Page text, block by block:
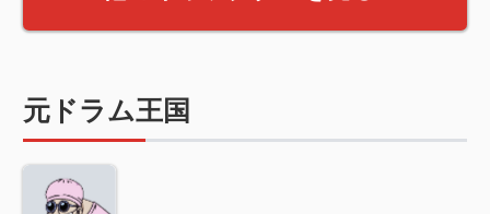
元ドラム王国